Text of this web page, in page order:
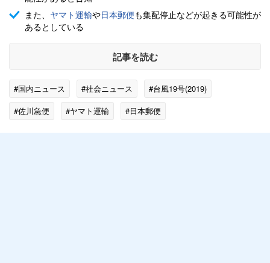
また、 ヤマト運輸や日本郵便も集配停止などが起きる可能性が
あるとしている
記事を読む
#国内ニュース #社会ニュース
#台風19号(2019)
#佐川急便
#ヤマト運輸
#日本郵便